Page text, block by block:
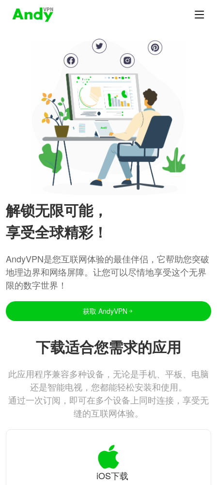
解锁无限可能，
享受全球精彩！
AndyVPN是您互联网体验的最佳伴侣，它帮助您突破
地理边界和网络屏障。让您可以尽情地享受这个无界
限的数字世界！
获取 AndyVPN
下载适合您需求的应用
此应用程序兼容多种设备，无论是手机、平板、电脑
还是智能电视，您都能轻松安装和使用。
通过一次订阅，即可在多个设备上同时连接，享受无
缝的互联网体验。
iOS下载